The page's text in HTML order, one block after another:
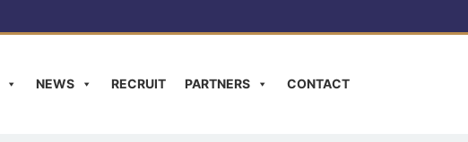
NEWS RECRUIT PARTNERS CONTACT